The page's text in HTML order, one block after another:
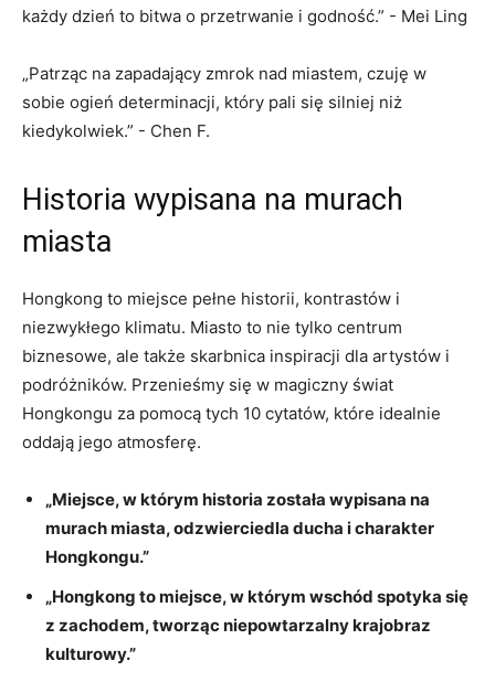
każdy ⁣dzień to bitwa o przetrwanie i godność.” ‍- Mei Ling
„Patrząc na zapadający zmrok⁢ nad miastem, czuję ⁣w
sobie ogień determinacji, który pali się silniej ⁢niż
kiedykolwiek.” -⁣ Chen F.
Historia ⁤wypisana​ na murach
‌miasta
Hongkong⁢ to miejsce ​pełne historii, kontrastów i
⁣niezwykłego klimatu. Miasto to ⁤nie tylko centrum
biznesowe, ale także ‍skarbnica inspiracji dla artystów i
podróżników. Przenieśmy się w magiczny świat
Hongkongu za pomocą tych ⁣10 cytatów, które idealnie
oddają jego atmosferę.
„Miejsce, w którym historia została wypisana‍ na
murach miasta, odzwierciedla⁣ ducha i ‍charakter
Hongkongu.”
„Hongkong to miejsce, w​ którym wschód spotyka się
z zachodem, tworząc⁤ niepowtarzalny krajobraz​
kulturowy.”